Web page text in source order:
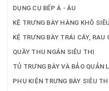
DỤNG CỤ BẾP Á - ÂU
KỆ TRƯNG BÀY HÀNG KHÔ
KỆ TRƯNG BÀY TRÁI CÂY, RAU
QUẦY THU NGÂN SIÊU THỊ
TỦ TRƯNG BÀY VÀ BẢO QUẢN
PHỤ KIỆN TRƯNG BÀY SIÊU